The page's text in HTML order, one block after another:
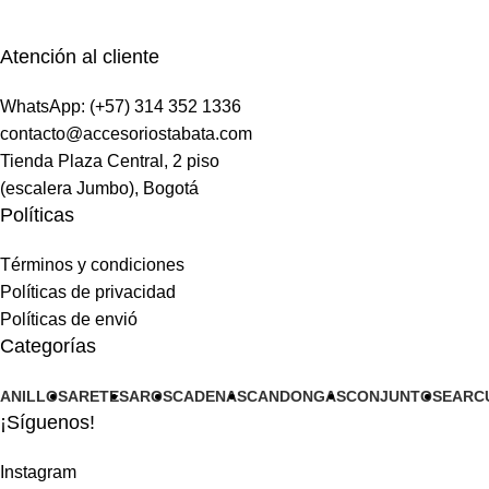
Atención al cliente
WhatsApp: (+57) 314 352 1336
contacto@accesoriostabata.com
Tienda Plaza Central, 2 piso
(escalera Jumbo), Bogotá
Políticas
Términos y condiciones
Políticas de privacidad
Políticas de envió
Categorías
ANILLOSARETESAROSCADENASCANDONGASCONJUNTOS
¡Síguenos!
Instagram